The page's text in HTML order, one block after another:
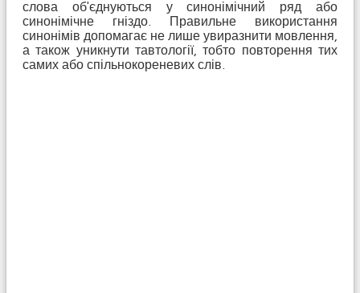
слова об'єднуються у синонімічний ряд або
синонімічне гніздо. Правильне використання
синонімів допомагає не лише увиразнити мовлення,
а також уникнути тавтології, тобто повторення тих
самих або спільнокореневих слів.